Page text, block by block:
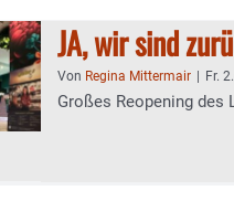
JA, wir sind
Von Regina Mittermair Fr.
Großes Reopening des